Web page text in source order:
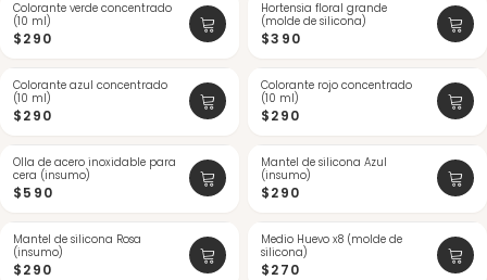
Colorante verde concentrado
(10 ml)
$290
Hortensia floral grande
(molde de silicona)
$390
Colorante azul concentrado
(10 ml)
$290
Colorante rojo concentrado
(10 ml)
$290
Olla de acero inoxidable para
cera (insumo)
$590
Mantel de silicona Azul
(insumo)
$290
Mantel de silicona Rosa
(insumo)
$290
Medio Huevo x8 (molde de
silicona)
$270